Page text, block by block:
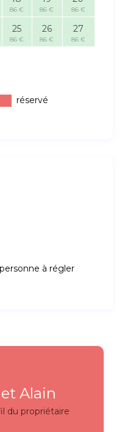
86 € 86 € 86 €
25
86 €
26
86 €
27
86 €
réservé
à régler
Alain
du propriétaire